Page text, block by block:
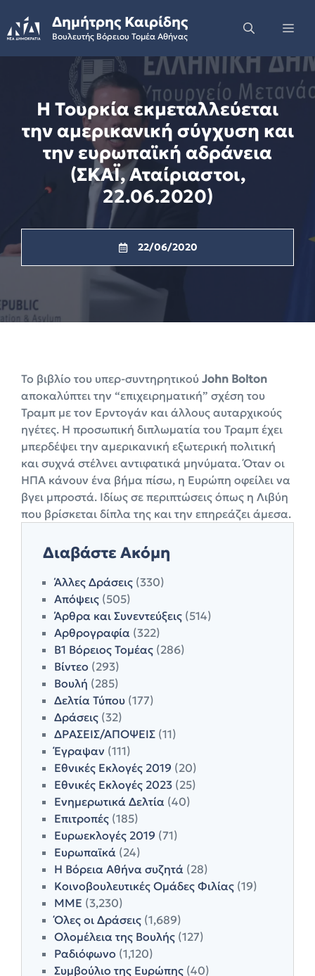
to
content
Δημήτρης Καιρίδης
Βουλευτής Βόρειου Τομέα Αθήνας
H Τουρκία εκμεταλλεύεται
την αμερικανική σύγχυση και
την ευρωπαϊκή αδράνεια
(ΣΚΑΪ, Αταίριαστοι,
22.06.2020)
22/06/2020
Το βιβλίο του υπερ-συντηρητικού John Bolton
αποκαλύπτει την “επιχειρηματική” σχέση του
Τραμπ με τον Ερντογάν και άλλους αυταρχικούς
ηγέτες. Η προσωπική διπλωματία του Τραμπ έχει
μπερδέψει την αμερικανική εξωτερική πολιτική
και συχνά στέλνει αντιφατικά μηνύματα. Όταν οι
ΗΠΑ κάνουν ένα βήμα πίσω, η Ευρώπη οφείλει να
βγει μπροστά. Ιδίως σε περιπτώσεις όπως η Λιβύη
που βρίσκεται δίπλα της και την επηρεάζει άμεσα.
Διαβάστε Ακόμη
Άλλες Δράσεις (330)
Απόψεις (505)
Άρθρα και Συνεντεύξεις (514)
Αρθρογραφία (322)
Β1 Βόρειος Τομέας (286)
Βίντεο (293)
Βουλή (285)
Δελτία Τύπου (177)
Δράσεις (32)
ΔΡΑΣΕΙΣ/ΑΠΟΨΕΙΣ (11)
Έγραψαν (111)
Εθνικές Εκλογές 2019 (20)
Εθνικές Εκλογές 2023 (25)
Ενημερωτικά Δελτία (40)
Επιτροπές (185)
Ευρωεκλογές 2019 (71)
Ευρωπαϊκά (24)
Η Βόρεια Αθήνα συζητά (28)
Κοινοβουλευτικές Ομάδες Φιλίας (19)
ΜΜΕ (3,230)
Όλες οι Δράσεις (1,689)
Ολομέλεια της Βουλής (127)
Ραδιόφωνο (1,120)
Συμβούλιο της Ευρώπης (40)